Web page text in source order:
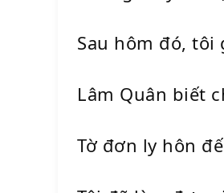
Sau hôm đó,
Lâm Quân biết
Tờ đơn ly hôn